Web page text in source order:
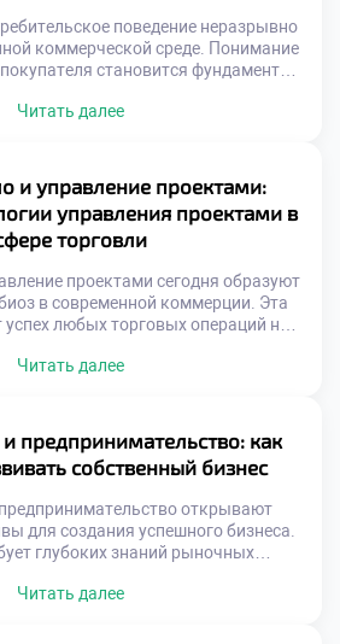
поведение неразрывно
коммерческой среде. Понимание
становится фундаментом
процесс без стратегии.
невысказанные желания и
потребности. Именно такой
профессионала от […]
Читать далее
и управление проектами:
управления проектами в
торговли
проектами сегодня образуют
в современной коммерции. Эта
любых торговых операций на
в хаос. Грамотное управление
критических ошибок. Именно этот
специалиста ценным […]
Читать далее
предпринимательство: как
собственный бизнес
открывают
для создания успешного бизнеса.
глубоких знаний рыночных
основы экономики и правового
Читать далее